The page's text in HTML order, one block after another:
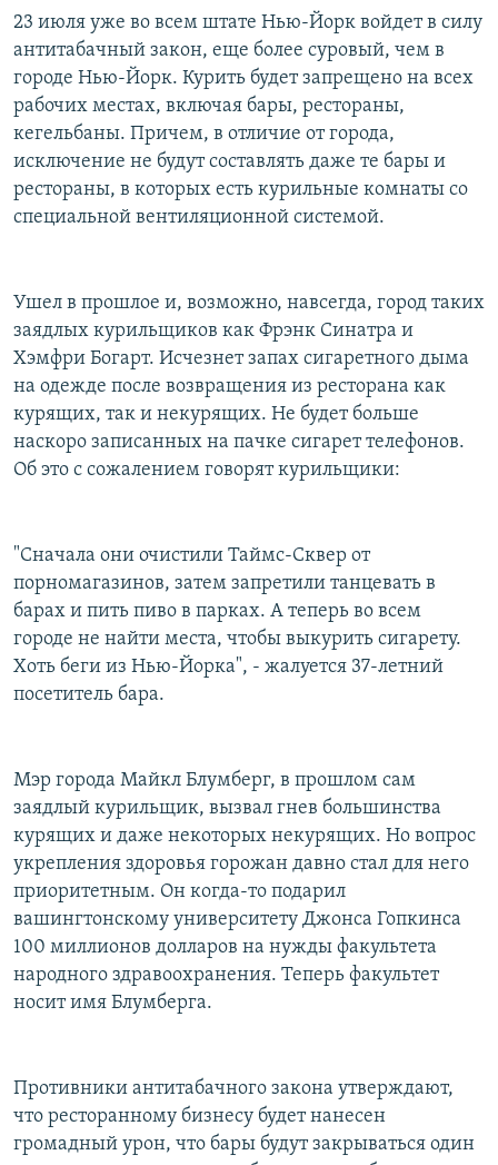
23 июля уже во всем штате Нью-Йорк войдет в силу
антитабачный закон, еще более суровый, чем в
городе Нью-Йорк. Курить будет запрещено на всех
рабочих местах, включая бары, рестораны,
кегельбаны. Причем, в отличие от города,
исключение не будут составлять даже те бары и
рестораны, в которых есть курильные комнаты со
специальной вентиляционной системой.
Ушел в прошлое и, возможно, навсегда, город таких
заядлых курильщиков как Фрэнк Синатра и
Хэмфри Богарт. Исчезнет запах сигаретного дыма
на одежде после возвращения из ресторана как
курящих, так и некурящих. Не будет больше
наскоро записанных на пачке сигарет телефонов.
Об это с сожалением говорят курильщики:
"Сначала они очистили Таймс-Сквер от
порномагазинов, затем запретили танцевать в
барах и пить пиво в парках. А теперь во всем
городе не найти места, чтобы выкурить сигарету.
Хоть беги из Нью-Йорка", - жалуется 37-летний
посетитель бара.
Мэр города Майкл Блумберг, в прошлом сам
заядлый курильщик, вызвал гнев большинства
курящих и даже некоторых некурящих. Но вопрос
укрепления здоровья горожан давно стал для него
приоритетным. Он когда-то подарил
вашингтонскому университету Джонса Гопкинса
100 миллионов долларов на нужды факультета
народного здравоохранения. Теперь факультет
носит имя Блумберга.
Противники антитабачного закона утверждают,
что ресторанному бизнесу будет нанесен
громадный урон, что бары будут закрываться один